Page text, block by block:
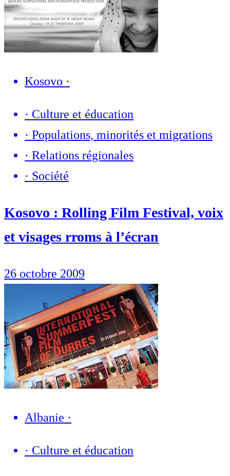
Kosovo ·
· Culture et éducation
· Populations, minorités et migrations
· Relations régionales
· Société
Kosovo : Rolling Film Festival, voix
et visages rroms à l’écran
26 octobre 2009
Albanie ·
· Culture et éducation